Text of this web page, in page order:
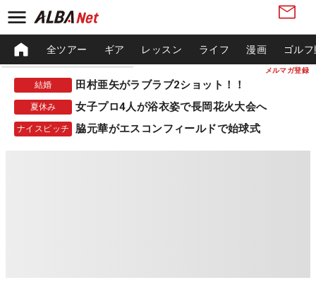
メルマガ登録
全ツアー ギア レッスン ライフ 漫画 ゴル
結婚 田村亜矢がラブラブ2ショット！！
夏休み 女子プロ4人が浴衣姿で長岡花火大会へ
ナイスピッチ 脇元華がエスコンフィールドで始球式